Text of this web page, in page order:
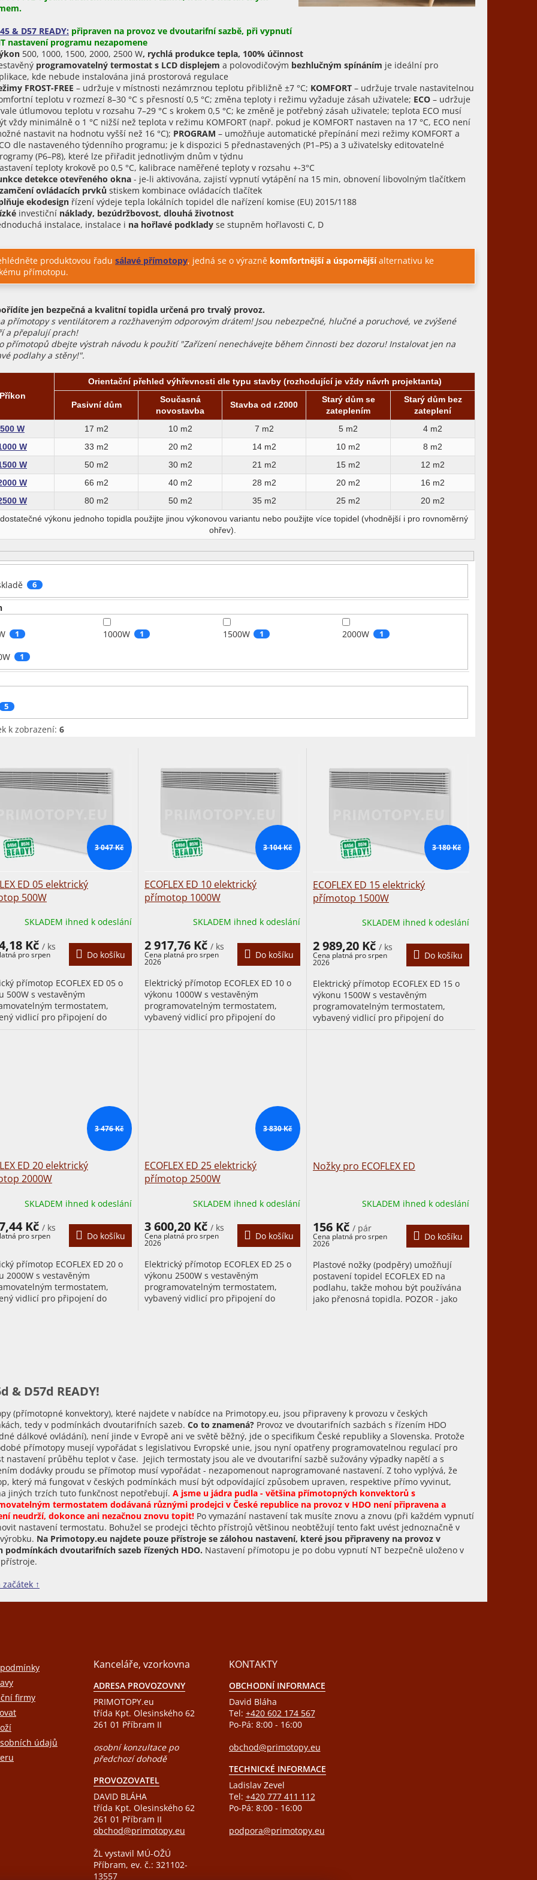
& D57 READY: připraven na provoz ve dvoutarifní sazbě, při vypnutí
nastavení programu nezapomene
500, 1000, 1500, 2000, 2500 W, rychlá produkce tepla, 100% účinnost
programovatelný termostat s LCD displejem a polovodičovým bezhlučným spínáním je ideální pro
kde nebude instalována jiná prostorová regulace
FROST-FREE – udržuje v místnosti nezámrznou teplotu přibližně ±7 °C; KOMFORT – udržuje trvale nastavitelnou
teplotu v rozmezí 8–30 °C s přesností 0,5 °C; změna teploty i režimu vyžaduje zásah uživatele; ECO – udržuje
útlumovou teplotu v rozsahu 7–29 °C s krokem 0,5 °C; ke změně je potřebný zásah uživatele; teplota ECO musí
vždy minimálně o 1 °C nižší než teplota v režimu KOMFORT (např. pokud je KOMFORT nastaven na 17 °C, ECO není
nastavit na hodnotu vyšší než 16 °C); PROGRAM – umožňuje automatické přepínání mezi režimy KOMFORT a
dle nastaveného týdenního programu; je k dispozici 5 přednastavených (P1–P5) a 3 uživatelsky editovatelné
(P6–P8), které lze přiřadit jednotlivým dnům v týdnu
teploty krokově po 0,5 °C, kalibrace naměřené teploty v rozsahu +-3°C
detekce otevřeného okna - je-li aktivována, zajistí vypnutí vytápění na 15 min, obnovení libovolným tlačítkem
ovládacích prvků stiskem kombinace ovládacích tlačítek
ekodesign řízení výdeje tepla lokálních topidel dle nařízení komise (EU) 2015/1188
investiční náklady, bezúdržbovost, dlouhá životnost
instalace, instalace i na hořlavé podklady se stupněm hořlavosti C, D
produktovou řadu sálavé přímotopy, jedná se o výrazně komfortnější a úspornějšíalternativu ke
přímotopu.
jen bezpečná a kvalitní topidla určená pro trvalý provoz.
přímotopy s ventilátorem a rozžhaveným odporovým drátem! Jsou nebezpečné, hlučné a poruchové, ve zvýšené
a přepalují prach!
přímotopů dbejte výstrah návodu k použití "Zařízení nenechávejte během činnosti bez dozoru! Instalovat jen na
podlahy a stěny!".
Příkon
Orientační přehled výhřevnosti dle typu stavby (rozhodující je vždy návrh projektanta)
Pasivní dům
Současná
novostavba
Stavba od r.2000
Starý dům se
zateplením
Starý dům bez
zateplení
500 W
17 m2 10 m2 7 m2 5 m2
4 m2
W
33 m2 20 m2 14 m2 10 m2
8 m2
W
50 m2 30 m2 21 m2 15 m2
12 m2
W
66 m2 40 m2 28 m2 20 m2
16 m2
W
80 m2 50 m2 35 m2 25 m2
20 m2
výkonu jednoho topidla použijte jinou výkonovou variantu nebo použijte více topidel (vhodnější i pro rovnoměrný
ohřev).
6
1 1000W 1 1500W 1 2000W 1
1
5
k zobrazení: 6
3 047 Kč
ED 05 elektrický
500W
SKLADEM ihned k odeslání
Kč / ks
Do košíku
přímotop ECOFLEX ED 05 o
500W s vestavěným
termostatem,
vidlicí pro připojení do
3 104 Kč
ECOFLEX ED 10 elektrický
přímotop 1000W
SKLADEM ihned k odeslání
2 917,76 Kč / ks
Do košíku
Elektrický přímotop ECOFLEX ED 10 o
výkonu 1000W s vestavěným
programovatelným termostatem,
vybavený vidlicí pro připojení do
3 180 Kč
ECOFLEX ED 15 elektrický
přímotop 1500W
SKLADEM ihned k odeslání
2 989,20 Kč / ks
Do košíku
Elektrický přímotop ECOFLEX ED 15 o
výkonu 1500W s vestavěným
programovatelným termostatem,
vybavený vidlicí pro připojení do
3 476 Kč
ED 20 elektrický
2000W
SKLADEM ihned k odeslání
Kč / ks
Do košíku
přímotop ECOFLEX ED 20 o
2000W s vestavěným
termostatem,
vidlicí pro připojení do
3 830 Kč
ECOFLEX ED 25 elektrický
přímotop 2500W
SKLADEM ihned k odeslání
3 600,20 Kč / ks
Do košíku
Elektrický přímotop ECOFLEX ED 25 o
výkonu 2500W s vestavěným
programovatelným termostatem,
vybavený vidlicí pro připojení do
Nožky pro ECOFLEX ED
SKLADEM ihned k odeslání
156 Kč / pár
Do košíku
Plastové nožky (podpěry) umožňují
postavení topidel ECOFLEX ED na
podlahu, takže mohou být používána
jako přenosná topidla. POZOR - jako
r
v
k
y
v
ý
p
i
s
u
& D57d READY!
(přímotopné konvektory), které najdete v nabídce na Primotopy.eu, jsou připraveny k provozu v českých
tedy v podmínkách dvoutarifních sazeb. Co to znamená? Provoz ve dvoutarifních sazbách s řízením HDO
dálkové ovládání), není jinde v Evropě ani ve světě běžný, jde o specifikum České republiky a Slovenska. Protože
přímotopy musejí vypořádat s legislativou Evropské unie, jsou nyní opatřeny programovatelnou regulací pro
nastavení průběhu teplot v čase. Jejich termostaty jsou ale ve dvoutarifní sazbě sužovány výpadky napětí a s
dodávky proudu se přímotop musí vypořádat - nezapomenout naprogramované nastavení. Z toho vyplývá, že
který má fungovat v českých podmínkách musí být odpovídající způsobem upraven, respektive přímo vyvinut,
jiných trzích tuto funkčnost nepotřebují. A jsme u jádra pudla - většina přímotopných konvektorů s
termostatem dodávaná různými prodejci v České republice na provoz v HDO není připravena a
neudrží, dokonce ani nezačnou znovu topit! Po vymazání nastavení tak musíte znovu a znovu (při každém vypnutí
nastavení termostatu. Bohužel se prodejci těchto přístrojů většinou neobtěžují tento fakt uvést jednoznačně v
Na Primotopy.eu najdete pouze přístroje se zálohou nastavení, které jsou připraveny na provoz v
podmínkách dvoutarifních sazeb řízených HDO. Nastavení přímotopu je po dobu vypnutí NT bezpečně uloženo v
↑
firmy
údajů
Kanceláře, vzorkovna
ADRESA PROVOZOVNY
PRIMOTOPY.eu
třída Kpt. Olesinského 62
261 01 Příbram II
osobní konzultace po
předchozí dohodě
PROVOZOVATEL
DAVID BLÁHA
třída Kpt. Olesinského 62
261 01 Příbram II
obchod@primotopy.eu
ŽL vystavil MÚ-OŽÚ
Příbram, ev. č.: 321102-
13557
KONTAKTY
OBCHODNÍ INFORMACE
David Bláha
Tel: +420 602 174 567
Po-Pá: 8:00 - 16:00
obchod@primotopy.eu
TECHNICKÉ INFORMACE
Ladislav Zevel
Tel: +420 777 411 112
Po-Pá: 8:00 - 16:00
podpora@primotopy.eu